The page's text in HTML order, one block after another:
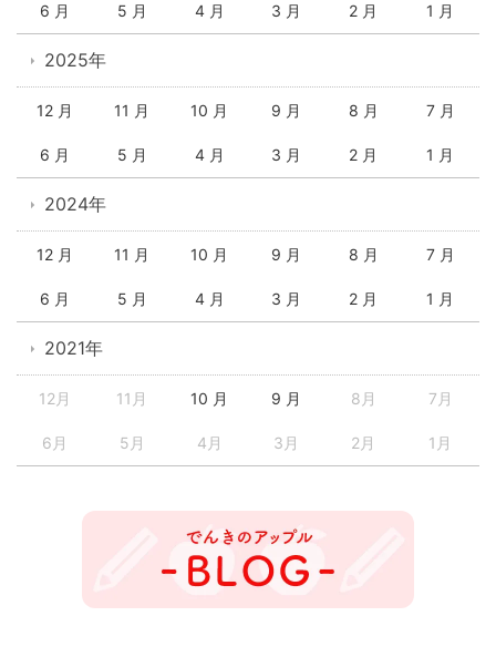
6 月 5 月 4 月 3 月 2 月 1 月
2025年
12 月 11 月 10 月 9 月 8 月 7 月
6 月 5 月 4 月 3 月 2 月 1 月
2024年
12 月 11 月 10 月 9 月 8 月 7 月
6 月 5 月 4 月 3 月 2 月 1 月
2021年
12月 11月 10 月 9 月 8月 7月
6月 5月 4月 3月 2月 1月